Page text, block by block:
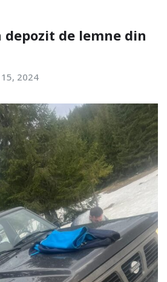
depozit de lemne din
2024